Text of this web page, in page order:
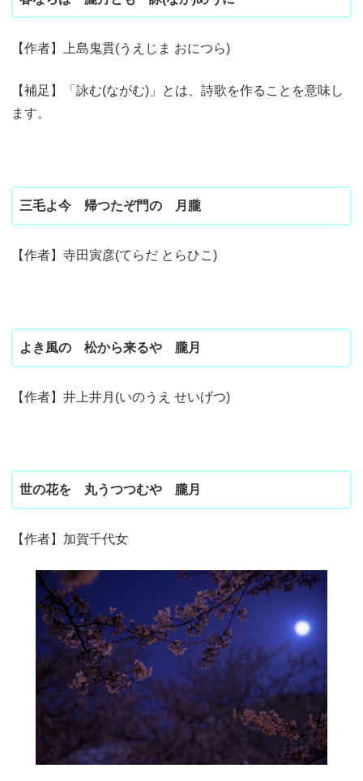
【作者】上島鬼貫(うえじま おにつら)
【補足】「詠む(ながむ)」とは、詩歌を作ることを意味し
ます。
三毛よ今 帰つたぞ門の 月朧
【作者】寺田寅彦(てらだ とらひこ)
よき風の 松から来るや 朧月
【作者】井上井月(いのうえ せいげつ)
世の花を 丸うつつむや 朧月
【作者】加賀千代女